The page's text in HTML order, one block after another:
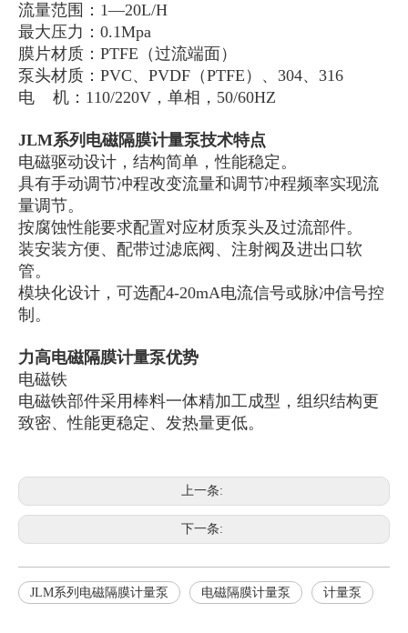
流量范围：1—20L/H
最大压力：0.1Mpa
膜片材质：PTFE（过流端面）
泵头材质：PVC、PVDF（PTFE）、304、316
电 机：110/220V，单相，50/60HZ
JLM系列电磁隔膜计量泵技术特点
电磁驱动设计，结构简单，性能稳定。
具有手动调节冲程改变流量和调节冲程频率实现流
量调节。
按腐蚀性能要求配置对应材质泵头及过流部件。
装安装方便、配带过滤底阀、注射阀及进出口软
管。
模块化设计，可选配4-20mA电流信号或脉冲信号控
制。
力高电磁隔膜计量泵优势
电磁铁
电磁铁部件采用棒料一体精加工成型，组织结构更
致密、性能更稳定、发热量更低。
上一条:
下一条:
JLM系列电磁隔膜计量泵 电磁隔膜计量泵 计量泵